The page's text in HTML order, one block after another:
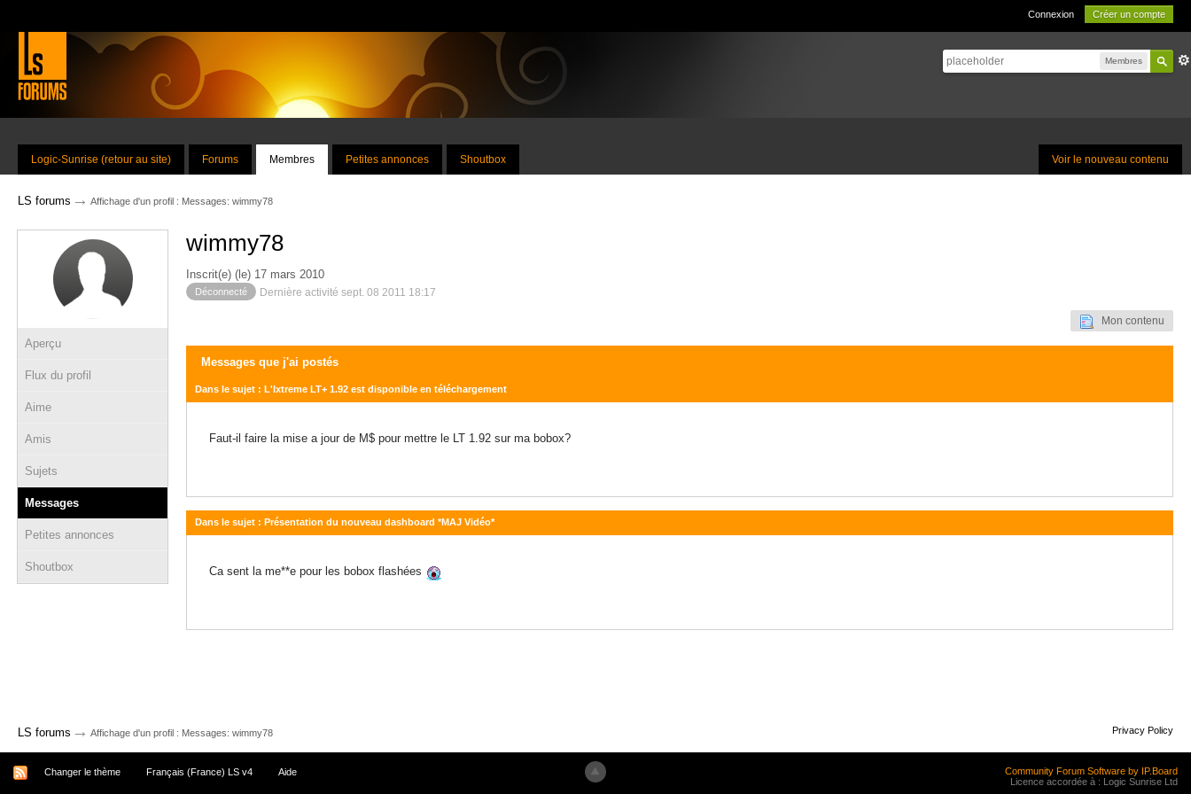
Connexion Créer un compte
Membres
Voir le nouveau contenu
Logic-Sunrise (retour au site) Forums Membres Petites annonces Shoutbox
LS forums → Affichage d'un profil : Messages: wimmy78
Aperçu
Flux du profil
Aime
Amis
Sujets
Messages
Petites annonces
Shoutbox
wimmy78
Inscrit(e) (le) 17 mars 2010
Déconnecté Dernière activité sept. 08 2011 18:17
Mon contenu
Messages que j'ai postés
Dans le sujet : L'Ixtreme LT+ 1.92 est disponible en téléchargement
Faut-il faire la mise a jour de M$ pour mettre le LT 1.92 sur ma bobox?
Dans le sujet : Présentation du nouveau dashboard *MAJ Vidéo*
Ca sent la me**e pour les bobox flashées
LS forums → Affichage d'un profil : Messages: wimmy78 Privacy Policy
Changer le thème Français (France) LS v4 Aide
Community Forum Software by IP.Board
Licence accordée à : Logic Sunrise Ltd